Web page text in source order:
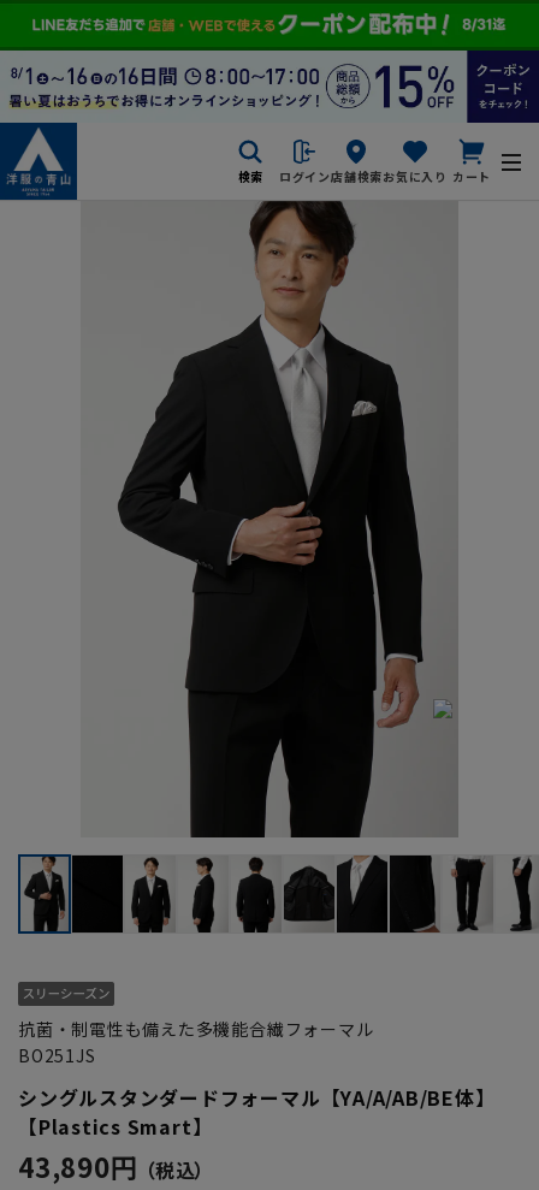
検索 ログイン店舗検索お気に入り カート
抗菌・制電性も備えた多機能合繊フォーマル
BO251JS
シングルスタンダードフォーマル【YA/A/AB/BE体】
【Plastics Smart】
43,890円